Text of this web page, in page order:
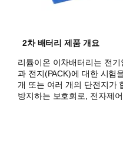
2차 배터리 제품 개요
리튬이온 이차배터리는 전
과 전지(PACK)에 대한 시험
개 또는 여러 개의 단전지가
방지하는 보호회로, 전자제